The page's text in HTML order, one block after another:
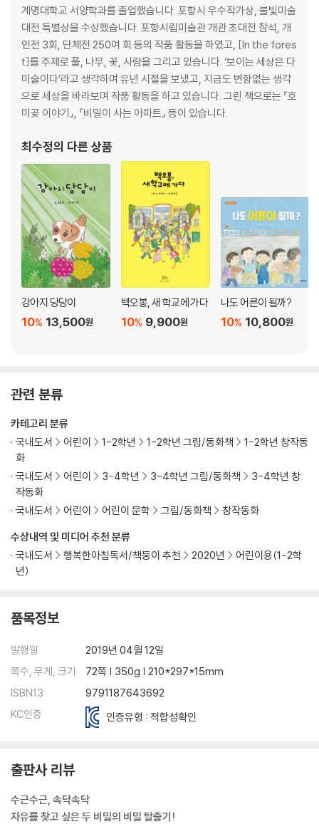
계명대학교 서양학과를 졸업했습니다. 포항시 우수작가상, 불빛미술
대전 특별상을 수상했습니다. 포항시립미술관 개관 초대전 참석, 개
인전 3회, 단체전 250여 회 등의 작품 활동을 하였고, [In the fores
t]를 주제로 풀, 나무, 꽃, 사람을 그리고 있습니다. ‘보이는 세상은 다
미술이다’라고 생각하며 유년 시절을 보냈고, 지금도 변함없는 생각
으로 세상을 바라보며 작품 활동을 하고 있습니다. 그린 책으로는 『호
미곶 이야기』, 『비밀이 사는 아파트』 등이 있습니다.
최수정의 다른 상품
강아지 당당이
13,500원
10%
백오봉, 새 학교에 가다
9,900원
10%
나도 어른이 될까?
10,800원
10%
관련 분류
수상내역 및 미디어 추천 분류
국내도서
행복한아침독서/책둥이 추천 2020년
어린이용(1-2학
년)
카테고리 분류
국내도서
어린이 1-2학년 1-2학년 그림/동화책
1-2학년 창작동
화
국내도서
어린이 3-4학년 3-4학년 그림/동화책
3-4학년 창
작동화
국내도서
어린이 어린이 문학 그림/동화책 창작동화
품목정보
발행일
2019년 04월 12일
쪽수, 무게, 크기
72쪽 | 350g | 210*297*15mm
ISBN13
9791187643692
KC인증
인증유형 : 적합성확인
출판사 리뷰
수근수근, 속닥속닥
자유를 찾고 싶은 두 비밀의 비밀 탈출기!